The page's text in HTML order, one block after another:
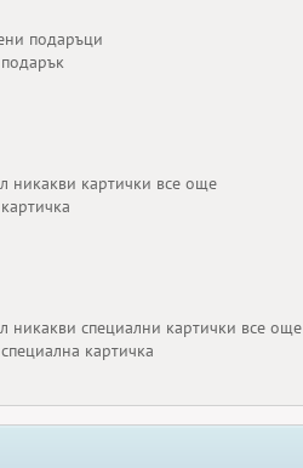
подаръци
никакви картички все още
никакви специални картички все още
картичка